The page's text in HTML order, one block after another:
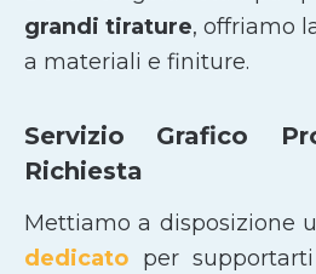
grandi tirature, offriamo
a materiali e finiture.
Servizio Grafico
Richiesta
Mettiamo a disposizione
dedicato per